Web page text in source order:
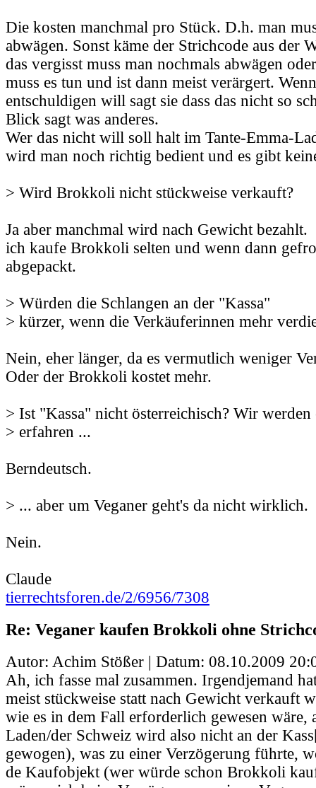
Die kosten manchmal pro Stück. D.h. man
abwägen. Sonst käme der Strichcode aus der
das vergisst muss man nochmals abwägen
muss es tun und ist dann meist verärgert.
entschuldigen will sagt sie dass das nicht so
Blick sagt was anderes.
Wer das nicht will soll halt im Tante-Emma-
wird man noch richtig bedient und es gibt
> Wird Brokkoli nicht stückweise verkauft?
Ja aber manchmal wird nach Gewicht bezahlt.
ich kaufe Brokkoli selten und wenn dann
abgepackt.
> Würden die Schlangen an der "Kassa"
> kürzer, wenn die Verkäuferinnen mehr
Nein, eher länger, da es vermutlich weniger
Oder der Brokkoli kostet mehr.
> Ist "Kassa" nicht österreichisch? Wir
> erfahren ...
Berndeutsch.
> ... aber um Veganer geht's da nicht wirklich.
Nein.
Claude
tierrechtsforen.de/2/6956/7308
Re: Veganer kaufen Brokkoli ohne
Autor: Achim Stößer | Datum: 08.10.2009
Ah, ich fasse mal zusammen. Irgendjemand
meist stückweise statt nach Gewicht verkauft
wie es in dem Fall erforderlich gewesen wäre,
Laden/der Schweiz wird also nicht an der
gewogen), was zu einer Verzögerung führte,
de Kaufobjekt (wer würde schon Brokkoli